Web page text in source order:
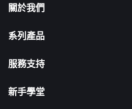
關於我們
系列產品
服務支持
新手學堂